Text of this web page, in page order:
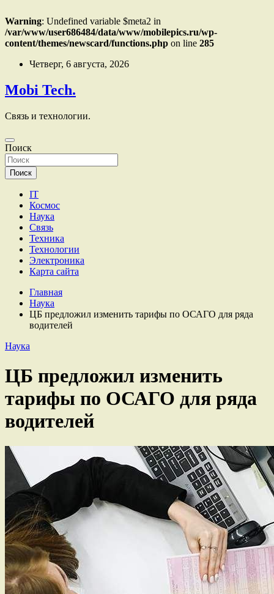
Warning: Undefined variable $meta2 in
/var/www/user686484/data/www/mobilepics.ru/wp-
content/themes/newscard/functions.php on line 285
Перейти
содержимому
Четверг, 6 августа, 2026
Mobi Tech.
Связь и технологии.
Поиск
Поиск
IT
Космос
Наука
Связь
Техника
Технологии
Электроника
Карта сайта
Главная
Наука
ЦБ предложил изменить тарифы по ОСАГО для ряда
водителей
Наука
ЦБ предложил изменить
тарифы по ОСАГО для ряда
водителей